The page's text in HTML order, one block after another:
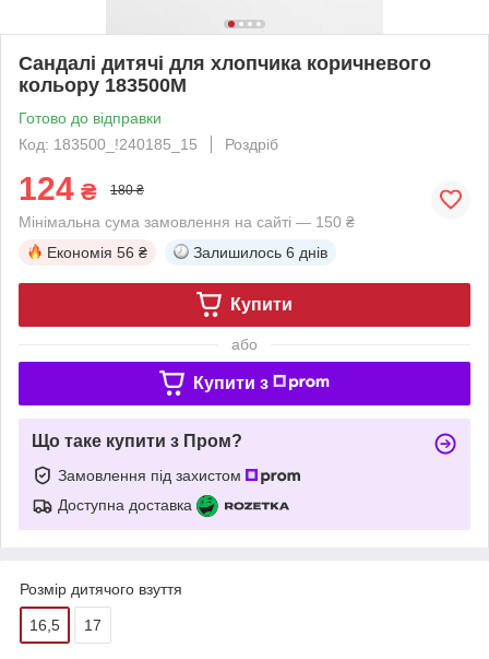
Сандалі дитячі для хлопчика коричневого
кольору 183500M
Готово до відправки
Код: 183500_!240185_15
Роздріб
124 ₴ 180 ₴
Мінімальна сума замовлення на сайті — 150 ₴
Економія 56 ₴ Залишилось 6 днів
Купити
або
Купити з
Що таке купити з Пром?
Замовлення під захистом
Доступна доставка
Розмір дитячого взуття
16,5 17